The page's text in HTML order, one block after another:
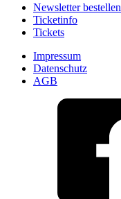
Newsletter bestellen
Ticketinfo
Tickets
Impressum
Datenschutz
AGB